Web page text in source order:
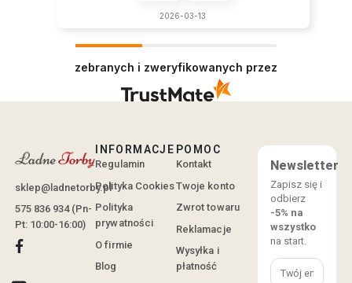
2026-03-13
zebranych i zweryfikowanych przez
sklep@ladnetorby.pl
575 836 934 (Pn-
Pt: 10:00-16:00)
INFORMACJE
Regulamin
Polityka Cookies
Polityka
prywatności
O firmie
Blog
POMOC
Kontakt
Twoje konto
Zwrot towaru
Reklamacje
Wysyłka i
płatność
Newsletter
Zapisz się i
odbierz
-5% na
wszystko
na start.